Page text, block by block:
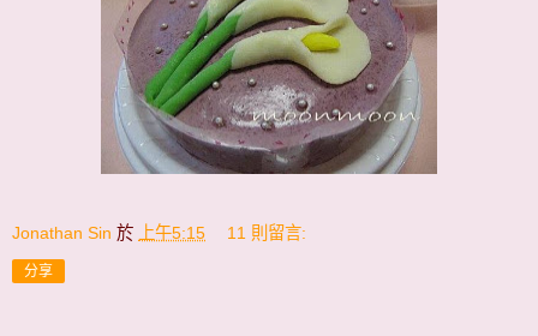
Jonathan Sin 於 上午5:15 11 則留言:
分享